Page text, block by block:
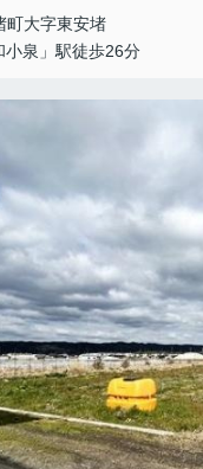
町大字東安堵
小泉」駅徒歩26分